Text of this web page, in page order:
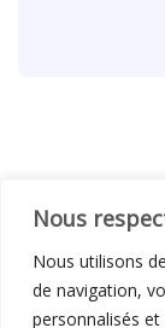
Nous
Nous utilisons
de navigation,
personnalisés
© C i E M2026